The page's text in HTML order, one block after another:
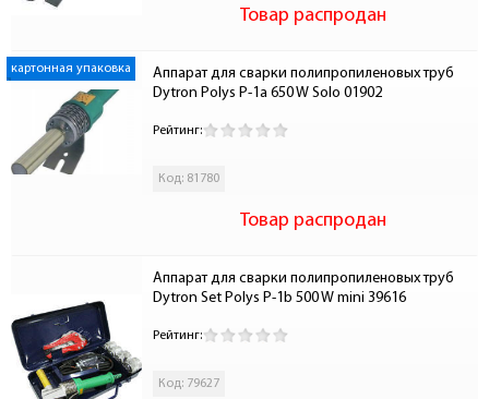
Товар распродан
картонная упаковка
Аппарат для сварки полипропиленовых труб
Dytron Polys P-1a 650 W Solo 01902
Рейтинг:
Код: 81780
Товар распродан
Аппарат для сварки полипропиленовых труб
Dytron Set Polys P-1b 500 W mini 39616
Рейтинг:
Код: 79627